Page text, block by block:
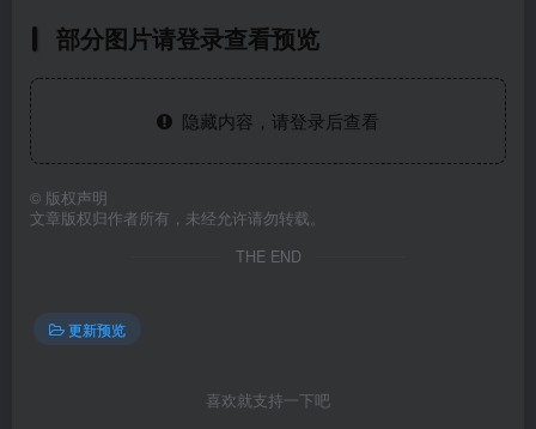
部分图片请登录查看预览
隐藏内容，请登录后查看
© 版权声明
文章版权归作者所有，未经允许请勿转载。
THE END
更新预览
喜欢就支持一下吧